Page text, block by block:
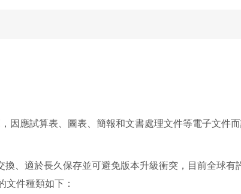
因應試算表、圖表、簡報和文書處理文件等電子文件
、適於長久保存並可避免版本升級衝突，目前全球
文件種類如下：